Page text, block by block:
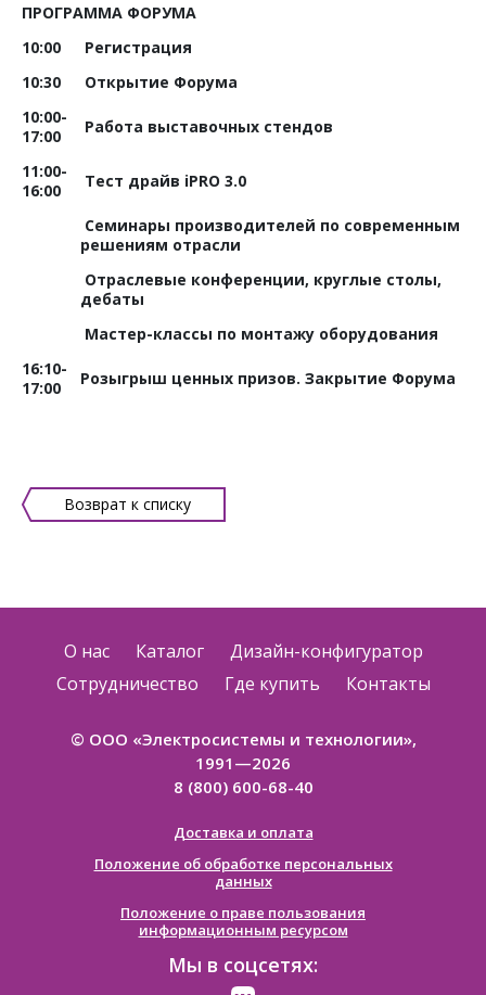
ПРОГРАММА ФОРУМА
10:00
Регистрация
10:30
Открытие Форума
10:00-
17:00
Работа выставочных стендов
11:00-
16:00
Тест драйв iPRO 3.0
Семинары производителей по современным
решениям отрасли
Отраслевые конференции, круглые столы,
дебаты
Мастер-классы по монтажу оборудования
16:10-
17:00
Розыгрыш ценных призов. Закрытие Форума
Возврат к списку
О нас Каталог
Дизайн-конфигуратор
Сотрудничество
Где купить Контакты
© ООО «Электросистемы и технологии»,
1991—2026
8 (800) 600-68-40
Доставка и оплата
Положение об обработке персональных
данных
Положение о праве пользования
информационным ресурсом
Мы в соцсетях: